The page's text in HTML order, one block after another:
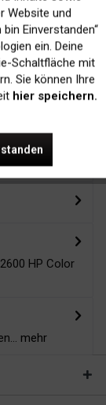
von
HP Color
mehr
Inaktiv
Inaktiv
Website und
Einverstanden“
ein. Deine
Schaltfläche mit
Sie können Ihre
hier speichern.